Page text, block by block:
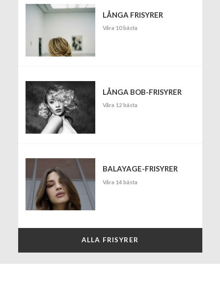
LÅNGA FRISYRER
Våra 10 bästa
LÅNGA BOB-FRISYRER
Våra 12 bästa
BALAYAGE-FRISYRER
Våra 14 bästa
ALLA FRISYRER